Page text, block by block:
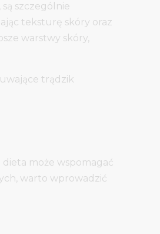
szczególnie
teksturę skóry oraz
warstwy skóry,
trądzik
może wspomagać
warto wprowadzić